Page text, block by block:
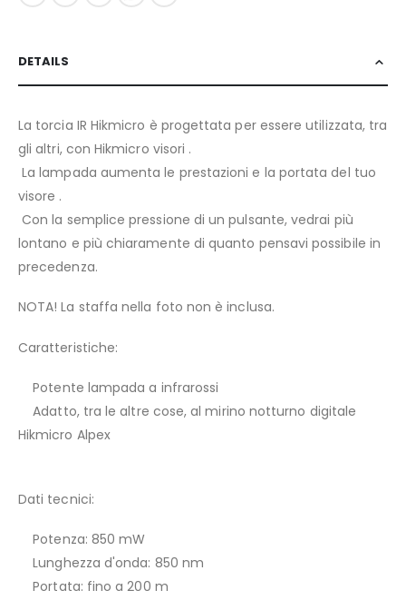
DETAILS
La torcia IR Hikmicro è progettata per essere utilizzata, tra
gli altri, con Hikmicro visori .
La lampada aumenta le prestazioni e la portata del tuo
visore .
Con la semplice pressione di un pulsante, vedrai più
lontano e più chiaramente di quanto pensavi possibile in
precedenza.
NOTA! La staffa nella foto non è inclusa.
Caratteristiche:
Potente lampada a infrarossi
Adatto, tra le altre cose, al mirino notturno digitale
Hikmicro Alpex
Dati tecnici:
Potenza: 850 mW
Lunghezza d'onda: 850 nm
Portata: fino a 200 m